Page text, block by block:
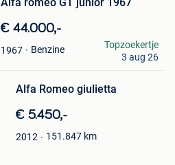
€ 44.000,-
1967 Benzine
Topzoekertje
3 aug 26
Alfa Romeo giulietta
€ 5.450,-
2012 151.847 km